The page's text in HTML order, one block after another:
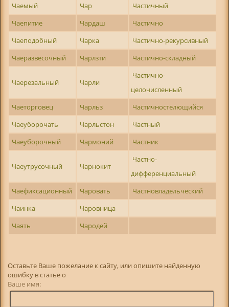
Чаемый
Чар
Частичный
Чаепитие
Чардаш
Частично
Чаеподобный
Чарка
Частично-рекурсивный
Чаеразвесочный
Чарлзти Частично-складный
Чаерезальный Чарли
Частично-
целочисленный
Чаеторговец
Чарльз
Частичностелющийся
Чаеуборочать
Чарльстон
Частный
Чаеуборочный
Чармоний Частник
Чаеутрусочный Чарнокит
Частно-
дифференциальный
Чаефиксационный
Чаровать
Частновладельческий
Чаинка
Чаровница
Чаять
Чародей
Оставьте Ваше пожелание к сайту, или опишите найденную
ошибку в статье о
Ваше имя: